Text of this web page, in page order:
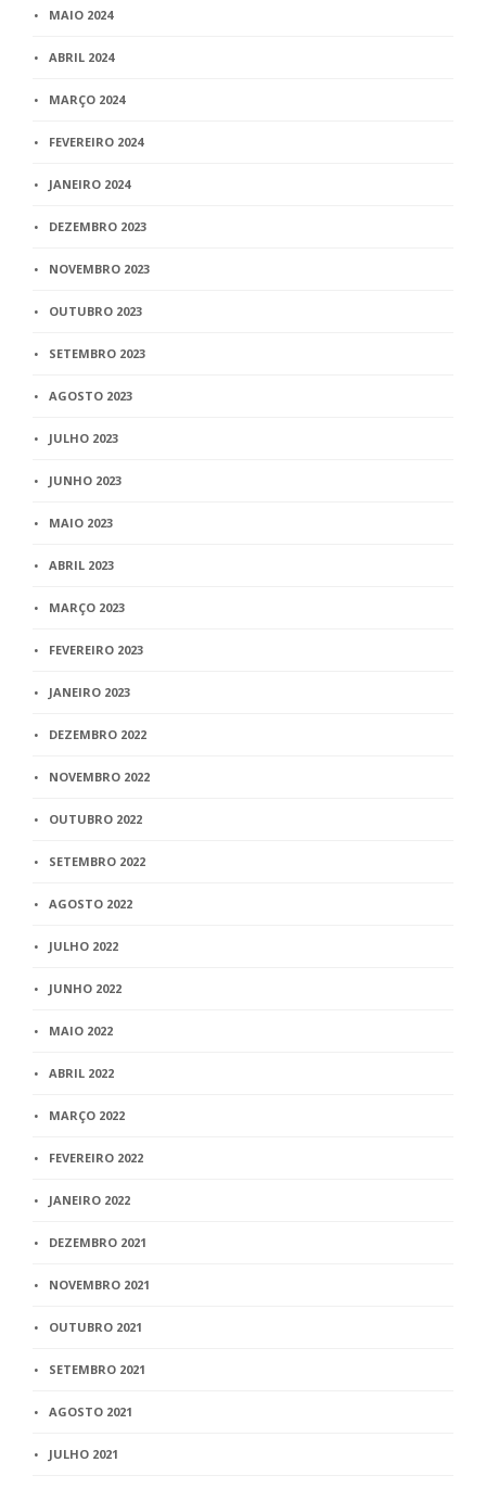
MAIO 2024
ABRIL 2024
MARÇO 2024
FEVEREIRO 2024
JANEIRO 2024
DEZEMBRO 2023
NOVEMBRO 2023
OUTUBRO 2023
SETEMBRO 2023
AGOSTO 2023
JULHO 2023
JUNHO 2023
MAIO 2023
ABRIL 2023
MARÇO 2023
FEVEREIRO 2023
JANEIRO 2023
DEZEMBRO 2022
NOVEMBRO 2022
OUTUBRO 2022
SETEMBRO 2022
AGOSTO 2022
JULHO 2022
JUNHO 2022
MAIO 2022
ABRIL 2022
MARÇO 2022
FEVEREIRO 2022
JANEIRO 2022
DEZEMBRO 2021
NOVEMBRO 2021
OUTUBRO 2021
SETEMBRO 2021
AGOSTO 2021
JULHO 2021